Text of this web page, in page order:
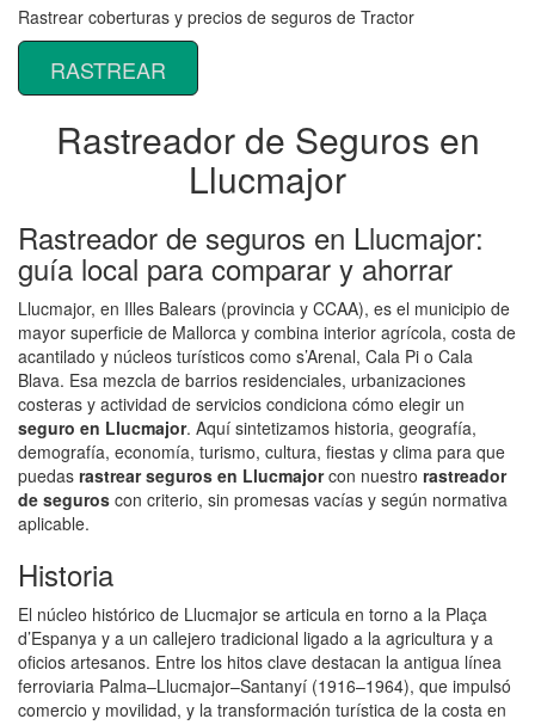
Rastrear coberturas y precios de seguros de Tractor
RASTREAR
Rastreador de Seguros en
Llucmajor
Rastreador de seguros en Llucmajor:
guía local para comparar y ahorrar
Llucmajor, en Illes Balears (provincia y CCAA), es el municipio de
mayor superficie de Mallorca y combina interior agrícola, costa de
acantilado y núcleos turísticos como s’Arenal, Cala Pi o Cala
Blava. Esa mezcla de barrios residenciales, urbanizaciones
costeras y actividad de servicios condiciona cómo elegir un
seguro en Llucmajor. Aquí sintetizamos historia, geografía,
demografía, economía, turismo, cultura, fiestas y clima para que
puedas rastrear seguros en Llucmajorcon nuestro rastreador
de seguros con criterio, sin promesas vacías y según normativa
aplicable.
Historia
El núcleo histórico de Llucmajor se articula en torno a la Plaça
d’Espanya y a un callejero tradicional ligado a la agricultura y a
oficios artesanos. Entre los hitos clave destacan la antigua línea
ferroviaria Palma–Llucmajor–Santanyí (1916–1964), que impulsó
comercio y movilidad, y la transformación turística de la costa en